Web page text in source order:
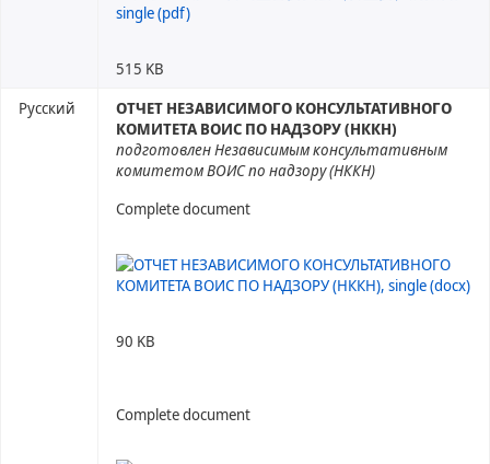
515 KB
Русский
ОТЧЕТ НЕЗАВИСИМОГО КОНСУЛЬТАТИВНОГО
КОМИТЕТА ВОИС ПО НАДЗОРУ (НККН)
подготовлен Независимым консультативным
комитетом ВОИС по надзору (НККН)
Complete document
90 KB
Complete document